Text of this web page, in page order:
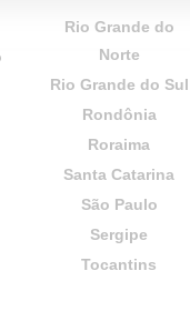
Rio Grande do
Norte
Rio Grande do Sul
Rondônia
Roraima
Santa Catarina
São Paulo
Sergipe
Tocantins